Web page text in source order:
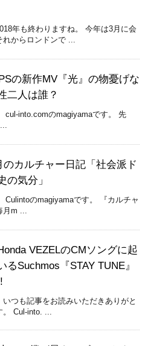
年も終わりますね。 今年は3月に会
からロンドンで ...
の新作MV『光』の物憂げな
二人は誰？
cul-into.comのmagiyamaです。 先
のカルチャー日記「社会派ド
の気分」
Culintoのmagiyamaです。 『カルチャ
m ...
VEZELのCMソングに起
るSuchmos『STAY TUNE』
いつも記事をお読みいただきありがと
Cul-into. ...